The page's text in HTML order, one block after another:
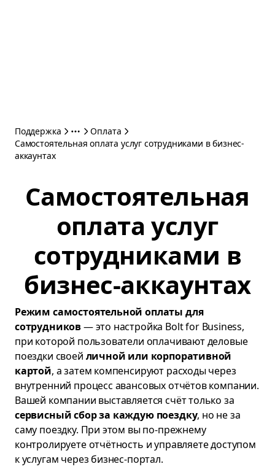
Поддержка
Оплата
Самостоятельная оплата услуг сотрудниками в бизнес-
аккаунтах
Самостоятельная
оплата услуг
сотрудниками в
бизнес-аккаунтах
Режим самостоятельной оплаты для
сотрудников— это настройка Bolt for Business,
при которой пользователи оплачивают деловые
поездки своей личной или корпоративной
картой, а затем компенсируют расходы через
внутренний процесс авансовых отчётов компании.
Вашей компании выставляется счёт только за
сервисный сбор за каждую поездку, но не за
саму поездку. При этом вы по-прежнему
контролируете отчётность и управляете доступом
к услугам через бизнес-портал.